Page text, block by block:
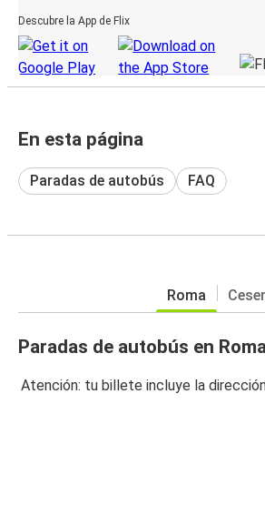
Descubre la App de Flix
En esta página
Paradas de autobús FAQ
Roma
Paradas de autobús en Roma
Atención: tu billete incluye la